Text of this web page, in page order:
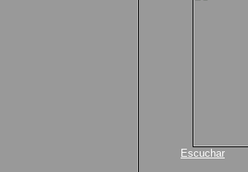
Escuchar